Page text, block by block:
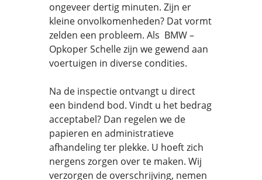
ongeveer dertig minuten. Zijn er
kleine onvolkomenheden? Dat vormt
zelden een probleem. Als BMW –
Opkoper Schelle zijn we gewend aan
voertuigen in diverse condities.
Na de inspectie ontvangt u direct
een bindend bod. Vindt u het bedrag
acceptabel? Dan regelen we de
papieren en administratieve
afhandeling ter plekke. U hoeft zich
nergens zorgen over te maken. Wij
verzorgen de overschrijving, nemen